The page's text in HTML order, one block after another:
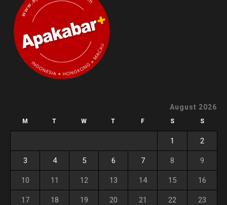
August 2026
M T W T F S S
1 2
3 4 5 6 7 8 9
10 11 12 13 14 15 16
17 18 19 20 21 22 23